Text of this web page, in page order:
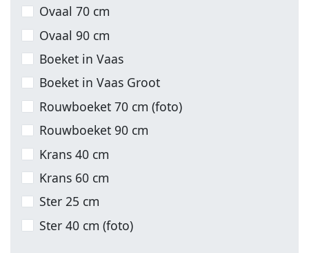
Ovaal 70 cm
Ovaal 90 cm
Boeket in Vaas
Boeket in Vaas Groot
Rouwboeket 70 cm (foto)
Rouwboeket 90 cm
Krans 40 cm
Krans 60 cm
Ster 25 cm
Ster 40 cm (foto)